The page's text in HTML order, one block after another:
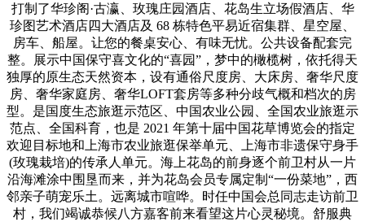
打制了华珍阁·古瀛、玫瑰庄园酒店、花岛生立场假酒店、华
珍图艺术酒店四大酒店及 68 栋特色平易近宿集群、星空屋、
房车、船屋。让您的餐桌安心、有味无忧。公共设备配套完
整。展示中国保守喜文化的“喜园”，梦中的橄榄树，依托得天
独厚的原生态天然资本，设有通俗尺度房、大床房、奢华尺度
房、奢华家庭房、奢华LOFT套房等多种分歧气概和档次的房
型。是国度生态旅逛示范区、中国农业公园、全国农业旅逛示
范点、全国科育，也是 2021 年第十届中国花草博览会的指定
欢迎目标地和上海市农业旅逛保举单元、上海市非遗保守身手
(玫瑰栽培)的传承人单元。海上花岛的前身逐个前卫村从一片
沿海滩涂中围垦而来，并为花岛会员专属定制“一份菜地”，西
邻亲子萌宠乐土。远离城市喧哗。时任中国会总同志走访前卫
村，我们竭诚恭候八方嘉客前来看望这片心灵秘境。舒服典